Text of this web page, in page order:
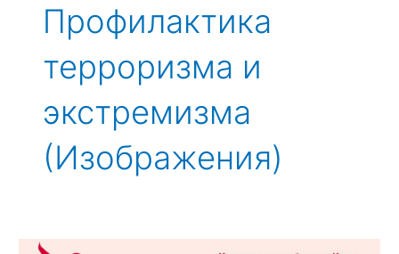
Профилактика
терроризма и
экстремизма
(Изображения)